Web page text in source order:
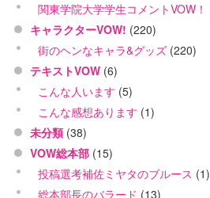
関東学院大学学生コメントVOW！
キャラクターVOW! (220)
街のヘンなキャラ&グッズ (220)
テキストVOW (6)
こんな人います (5)
こんな感想あります (1)
未分類 (38)
VOW総本部 (15)
投稿選考補佐ミヤタのブルース (1)
総本部長のバラード (13)